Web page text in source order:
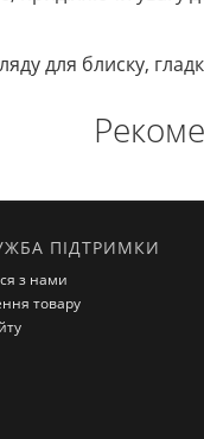
для блиску,
ПІДТРИМКИ
з нами
товару